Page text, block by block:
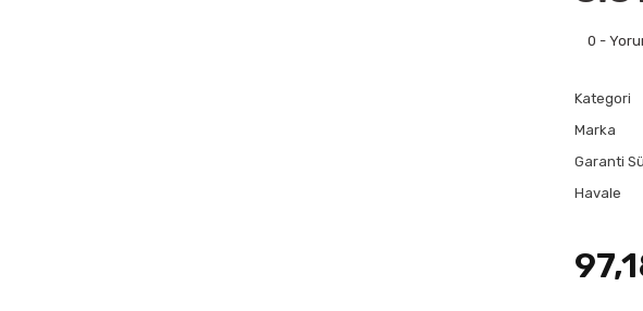
0 -
Kategori
Marka
Garanti
Havale